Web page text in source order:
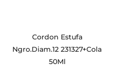
Cordon Estufa
Ngro.Diam.12 231327+Cola
50Ml